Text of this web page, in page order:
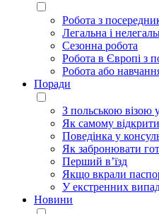
Робота з
Легальна і
Сезонна робота
Робота в Європі з
Робота або
Поради
З польською візою
Як самому відкрити
Поведінка у
Як забронювати
Перший в’їзд
Якщо вкрали
У екстренних
Новини